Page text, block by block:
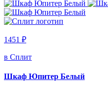
1451 ₽
в Сплит
Шкаф Юпитер Белый